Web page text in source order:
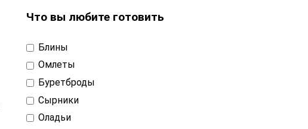
Что вы любите готовить
Блины
Омлеты
Буретброды
Сырники
Оладьи